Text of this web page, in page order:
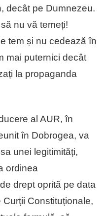
decât pe Dumnezeu.
nu vă temeți!
tem și nu cedează în
mai puternici decât
la propaganda
al AUR, în
în Dobrogea, va
unei legitimități,
ordinea
drept oprită pe data
Constituționale,